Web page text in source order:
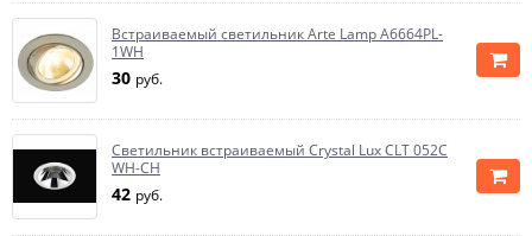
Встраиваемый светильник Arte Lamp A6664PL-
1WH
30 руб.
Светильник встраиваемый Crystal Lux CLT 052C
WH-CH
42 руб.